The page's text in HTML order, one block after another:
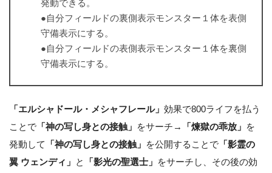
発動できる。
●自分フィールドの裏側表示モンスター１体を表側
守備表示にする。
●自分フィールドの表側表示モンスター１体を裏側
守備表示にする。
「エルシャドール・メシャフレール」 効果で800ライフを払う
ことで 「神の写し身との接触」 をサーチ→ 「煉獄の乖放」 を
発動して
「神の写し身との接触」 を公開することで 「影霊の
翼 ウェンディ」 と 「影光の聖選士」 をサーチし、その後の効